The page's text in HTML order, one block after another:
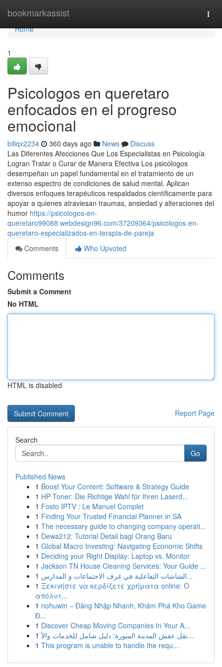
bookmarkassist
Home
Home
1
Psicologos en queretaro
enfocados en el progreso
emocional
billqx2234 360 days ago News
Discuss
Las Diferentes Afecciones Que Los Especialistas en Psicología
Logran Tratar o Curar de Manera Efectiva Los psicólogos
desempeñan un papel fundamental en el tratamiento de un
extenso espectro de condiciones de salud mental. Aplican
diversos enfoques terapéuticos respaldados científicamente para
apoyar a quienes atraviesan traumas, ansiedad y alteraciones del
humor https://psicologos-en-
queretaro99088.webdesign96.com/37209364/psicologos-en-
queretaro-especializados-en-terapia-de-pareja
Comments
Who Upvoted
Comments
Submit a Comment
No HTML
HTML is disabled
Report Page
Search
Go
Published News
1 Boost Your Content: Software & Strategy Guide
1 HP Toner: Die Richtige Wahl für Ihren Laserd...
1 Fosto IPTV : Le Manuel Complet
1 Finding Your Trusted Financial Planner in SA
1 The necessary guide to changing company operati...
1 Dewa212: Tutorial Detail bagi Orang Baru
1 Global Macro Investing: Navigating Economic Shifts
1 Deciding your Right Display: Laptop vs. Monitor
1 Jackson TN House Cleaning Services: Your Guide ...
1
الشاشات التفاعلية في غرف الاجتماعات و المدارس...
1 Ξεκινήστε να κερδίζετε χρήματα online: Ο
απόλυτ...
1 nohuwin – Đăng Nhập Nhanh, Khám Phá Kho Game
Đ...
1 Discover Cheap Moving Companies In Your A...
1
نقل عفش المدينة المنورة: دليل شامل للخدمات والأ...
1 This program is unable to handle the requ...